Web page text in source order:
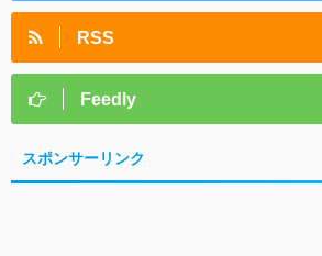
RSS
Feedly
スポンサーリンク